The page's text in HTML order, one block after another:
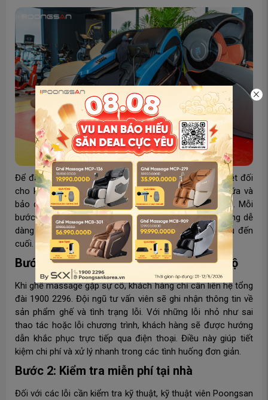
Để đảm bảo hiệu quả sửa chữa và tạo sự an tâm tuyệt đối
cho khách hàng, Poongsan áp dụng quy trình sửa chữa và
bảo dưỡng ghế massage theo 5 bước chuyên nghiệp. Mỗi
bước đều được chuẩn hóa, minh bạch, giúp khách hàng dễ
dàng theo dõi và kiểm soát chất lượng dịch vụ từ đầu đến
cuối.
Bước 1: Tiếp nhận yêu cầu & tư vấn sơ bộ
Khi ghế massage gặp sự cố, khách hàng chỉ cần liên hệ tổng
đài 1900 2296. Đội ngũ tư vấn viên sẽ ghi nhận thông tin về
sản phẩm ghế và tình trạng lỗi. Với những lỗi nhỏ như sai
thao tác hoặc lỗi chương trình, khách hàng sẽ được hướng
dẫn khắc phục trực tiếp qua điện thoại. Điều này giúp tiết
kiệm chi phí và xử lý nhanh trong các tình huống đơn giản.
Bước 2: Kiểm tra miễn phí tại nhà
Đối với các lỗi cần kiểm tra kỹ thuật, kỹ thuật viên Poongsan